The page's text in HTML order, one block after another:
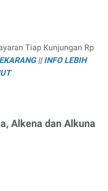
Tiap Kunjungan Rp
||INFO LEBIH
Alkena dan Alkuna